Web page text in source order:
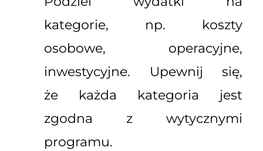
kategorie, np. koszty
osobowe, operacyjne,
inwestycyjne. Upewnij się,
że każda kategoria jest
zgodna z wytycznymi
programu.